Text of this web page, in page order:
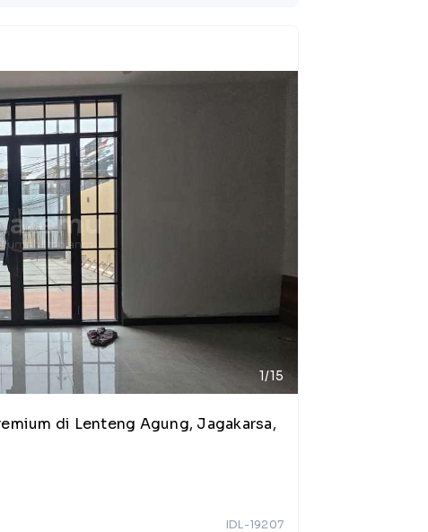
1/15
di Lenteng Agung, Jagakarsa,
IDL-19207